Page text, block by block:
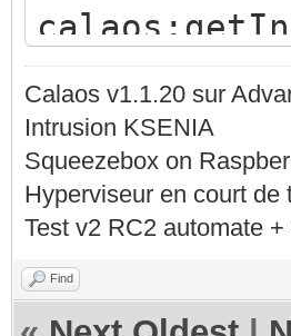
Fenêtre
Fenêtre
Fenêtre
Fenêtre
Calaos v1.1.20 sur
Intrusion KSENIA
Squeezebox on
Hyperviseur en court de
Test v2 RC2 automate
Find